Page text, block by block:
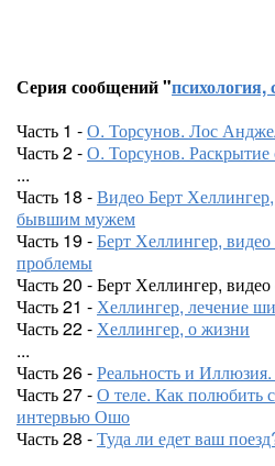
Серия сообщений "психология,
Часть 1 -О. Торсунов. Лос
Часть 2 -О. Торсунов. Раскрытие
...
Часть 18 -Видео Берт
бывшим мужем
Часть 19 -Берт Хеллингер,
проблемы
Часть 20 - Берт Хеллингер,
Часть 21 -Хеллингер, лечение
Часть 22 -Хеллингер, о жизни
...
Часть 26 -Реальность и
Часть 27 -О теле. Как полюбить
интервью Ошо
Часть 28 -Туда ли едет ваш